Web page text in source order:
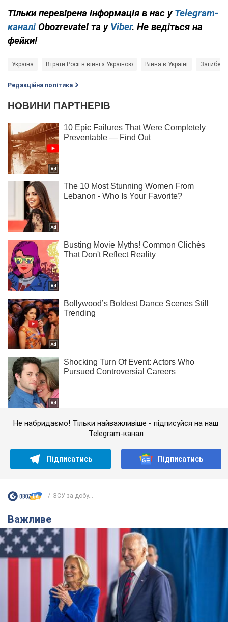
Тільки перевірена інформація в нас у Telegram-
каналі Obozrevatel та у Viber. Не ведіться на
фейки!
Україна Втрати Росії в війні з Україною Війна в Україні Загибель
Редакційна політика
Не набридаємо! Тільки найважливіше - підписуйся на наш
Telegram-канал
Підписатись Підписатись
ЗСУ за добу...
Важливе